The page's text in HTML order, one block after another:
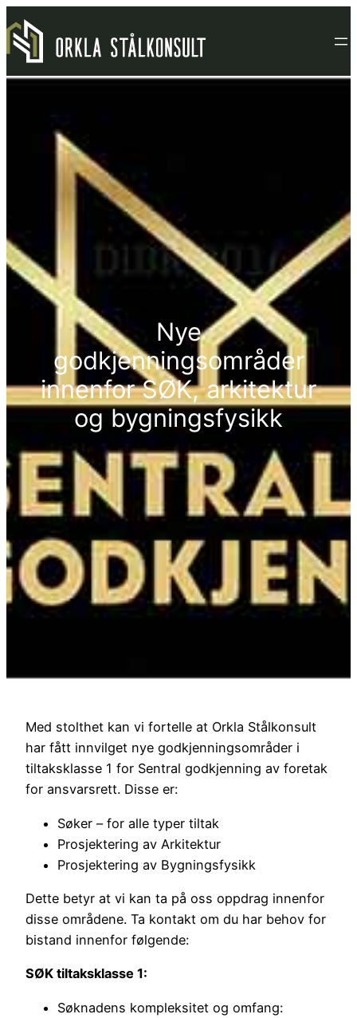
Hopp
til
innhold
Nye
godkjenningsområder
innenfor SØK, arkitektur
og bygningsfysikk
Med stolthet kan vi fortelle at Orkla Stålkonsult
har fått innvilget nye godkjenningsområder i
tiltaksklasse 1 for Sentral godkjenning av foretak
for ansvarsrett. Disse er:
Søker – for alle typer tiltak
Prosjektering av Arkitektur
Prosjektering av Bygningsfysikk
Dette betyr at vi kan ta på oss oppdrag innenfor
disse områdene. Ta kontakt om du har behov for
bistand innenfor følgende:
SØK tiltaksklasse 1:
Søknadens kompleksitet og omfang: